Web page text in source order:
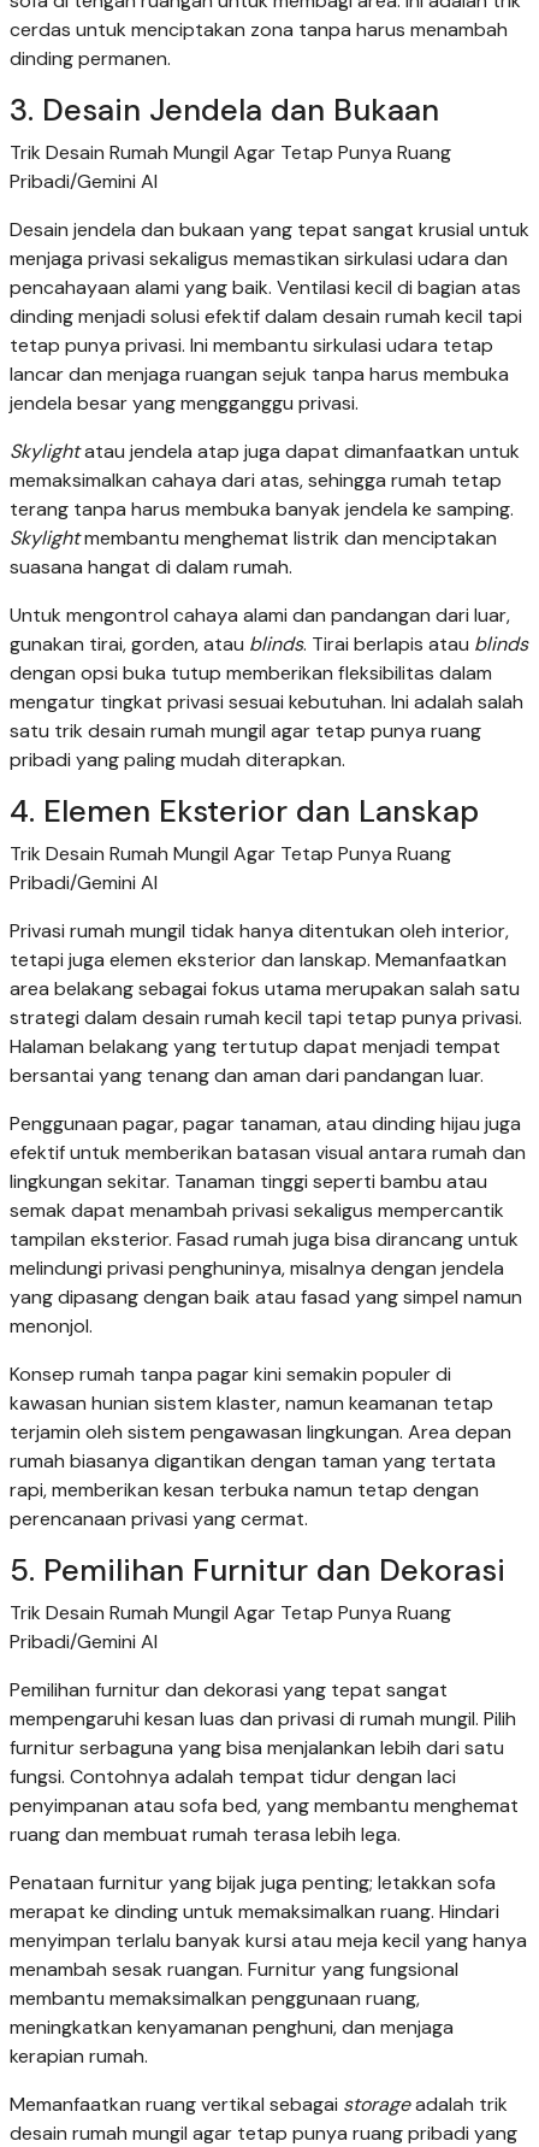
cerdas untuk menciptakan zona tanpa harus menambah
dinding permanen.
3. Desain Jendela dan Bukaan
Trik Desain Rumah Mungil Agar Tetap Punya Ruang
Pribadi/Gemini AI
Desain jendela dan bukaan yang tepat sangat krusial untuk
menjaga privasi sekaligus memastikan sirkulasi udara dan
pencahayaan alami yang baik. Ventilasi kecil di bagian atas
dinding menjadi solusi efektif dalam desain rumah kecil tapi
tetap punya privasi. Ini membantu sirkulasi udara tetap
lancar dan menjaga ruangan sejuk tanpa harus membuka
jendela besar yang mengganggu privasi.
Skylightatau jendela atap juga dapat dimanfaatkan untuk
memaksimalkan cahaya dari atas, sehingga rumah tetap
terang tanpa harus membuka banyak jendela ke samping.
Skylightmembantu menghemat listrik dan menciptakan
suasana hangat di dalam rumah.
Untuk mengontrol cahaya alami dan pandangan dari luar,
gunakan tirai, gorden, atau blinds. Tirai berlapis atau blinds
dengan opsi buka tutup memberikan fleksibilitas dalam
mengatur tingkat privasi sesuai kebutuhan. Ini adalah salah
satu trik desain rumah mungil agar tetap punya ruang
pribadi yang paling mudah diterapkan.
4. Elemen Eksterior dan Lanskap
Trik Desain Rumah Mungil Agar Tetap Punya Ruang
Pribadi/Gemini AI
Privasi rumah mungil tidak hanya ditentukan oleh interior,
tetapi juga elemen eksterior dan lanskap. Memanfaatkan
area belakang sebagai fokus utama merupakan salah satu
strategi dalam desain rumah kecil tapi tetap punya privasi.
Halaman belakang yang tertutup dapat menjadi tempat
bersantai yang tenang dan aman dari pandangan luar.
Penggunaan pagar, pagar tanaman, atau dinding hijau juga
efektif untuk memberikan batasan visual antara rumah dan
lingkungan sekitar. Tanaman tinggi seperti bambu atau
semak dapat menambah privasi sekaligus mempercantik
tampilan eksterior. Fasad rumah juga bisa dirancang untuk
melindungi privasi penghuninya, misalnya dengan jendela
yang dipasang dengan baik atau fasad yang simpel namun
menonjol.
Konsep rumah tanpa pagar kini semakin populer di
kawasan hunian sistem klaster, namun keamanan tetap
terjamin oleh sistem pengawasan lingkungan. Area depan
rumah biasanya digantikan dengan taman yang tertata
rapi, memberikan kesan terbuka namun tetap dengan
perencanaan privasi yang cermat.
5. Pemilihan Furnitur dan Dekorasi
Trik Desain Rumah Mungil Agar Tetap Punya Ruang
Pribadi/Gemini AI
Pemilihan furnitur dan dekorasi yang tepat sangat
mempengaruhi kesan luas dan privasi di rumah mungil. Pilih
furnitur serbaguna yang bisa menjalankan lebih dari satu
fungsi. Contohnya adalah tempat tidur dengan laci
penyimpanan atau sofa bed, yang membantu menghemat
ruang dan membuat rumah terasa lebih lega.
Penataan furnitur yang bijak juga penting; letakkan sofa
merapat ke dinding untuk memaksimalkan ruang. Hindari
menyimpan terlalu banyak kursi atau meja kecil yang hanya
menambah sesak ruangan. Furnitur yang fungsional
membantu memaksimalkan penggunaan ruang,
meningkatkan kenyamanan penghuni, dan menjaga
kerapian rumah.
Memanfaatkan ruang vertikal sebagai storageadalah trik
desain rumah mungil agar tetap punya ruang pribadi yang